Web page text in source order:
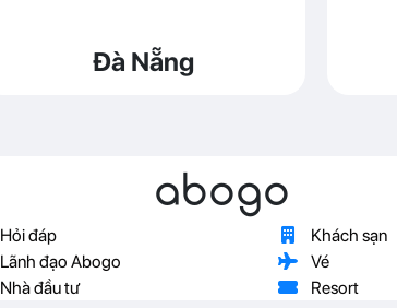
Đà Nẵng
abogo
Hỏi đáp
Lãnh đạo Abogo
Nhà đầu tư
Khách sạn
Vé
Resort